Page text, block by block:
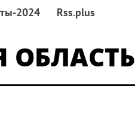
2024 Rss.plus
ОБЛАСТЬ